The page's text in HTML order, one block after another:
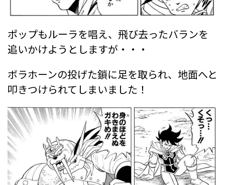
ポップもルーラを唱え、飛び去ったバランを
追いかけようとしますが・・・
ボラホーンの投げた鎖に足を取られ、地面へと
叩きつけられてしまいました！